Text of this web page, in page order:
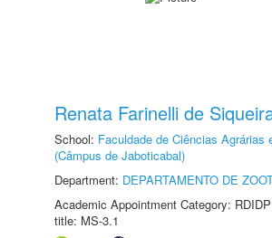
Renata Farinelli de
School: Faculdade de Ciências Agrárias
(Câmpus de Jaboticabal)
Department: DEPARTAMENTO DE
Academic Appointment Category:
title: MS-3.1